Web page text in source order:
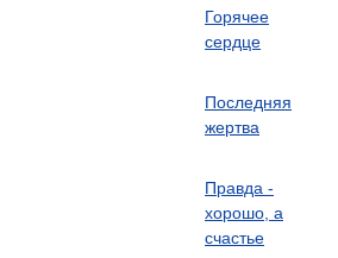
Горячее
сердце
Последняя
жертва
Правда -
хорошо, а
счастье